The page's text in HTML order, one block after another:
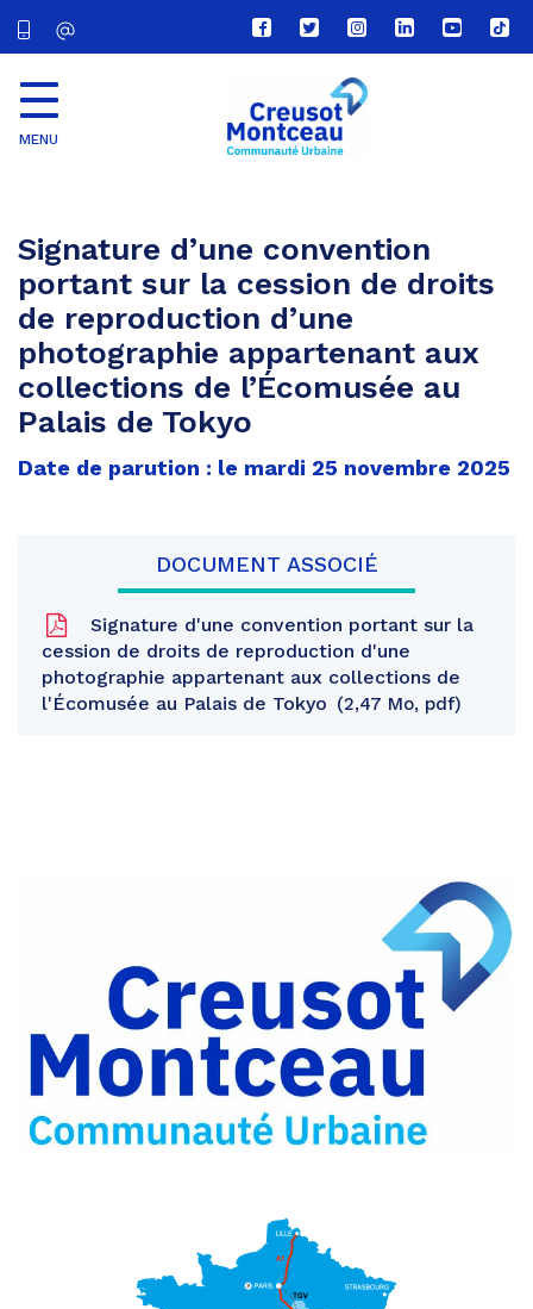
Lien
vers
compte
Facebook
Lien
vers
compte
Twitter
Lien
vers
le
compte
Lien
vers
Lien
vers
Lien
vers
MENU
Signature d’une convention
portant sur la cession de droits
de reproduction d’une
photographie appartenant aux
collections de l’Écomusée au
Palais de Tokyo
Date de parution : le mardi 25 novembre 2025
DOCUMENT ASSOCIÉ
Signature d'une convention portant sur la
cession de droits de reproduction d'une
photographie appartenant aux collections de
l'Écomusée au Palais de Tokyo
2,47 Mo, pdf
Facebook
Partager
Twitter
Partager
par
e-
mail